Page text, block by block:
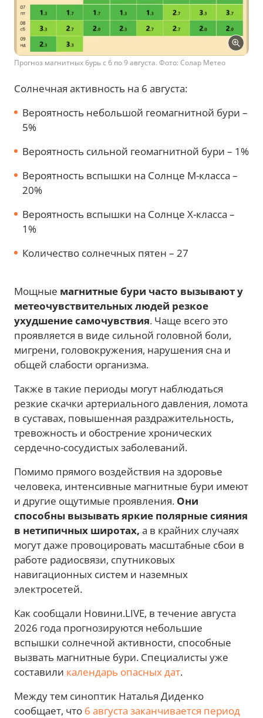
Прогноз магнитных бурь с 6 по 9 августа. Фото: Солар Метео
Солнечная активность на 6 августа:
Вероятность небольшой геомагнитной бури –
5%
Вероятность сильной геомагнитной бури – 1%
Вероятность вспышки на Солнце М-класса –
20%
Вероятность вспышки на Солнце Х-класса –
1%
Количество солнечных пятен – 27
Мощные магнитные бури часто вызывают у
метеочувствительных людей резкое
ухудшение самочувствия. Чаще всего это
проявляется в виде сильной головной боли,
мигрени, головокружения, нарушения сна и
общей слабости организма.
Также в такие периоды могут наблюдаться
резкие скачки артериального давления, ломота
в суставах, повышенная раздражительность,
тревожность и обострение хронических
сердечно-сосудистых заболеваний.
Помимо прямого воздействия на здоровье
человека, интенсивные магнитные бури имеют
и другие ощутимые проявления. Они
способны вызывать яркие полярные сияния
в нетипичных широтах, а в крайних случаях
могут даже провоцировать масштабные сбои в
работе радиосвязи, спутниковых
навигационных систем и наземных
электросетей.
Как сообщали Новини.LIVE, в течение августа
2026 года прогнозируются небольшие
вспышки солнечной активности, способные
вызвать магнитные бури. Специалисты уже
составили календарь опасных дат.
Между тем синоптик Наталья Диденко
сообщает, что 6 августа заканчивается период